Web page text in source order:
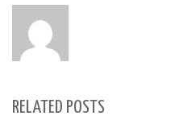
RELATED POSTS